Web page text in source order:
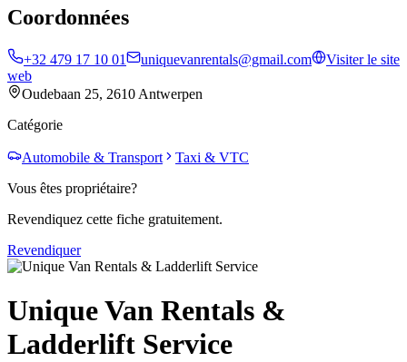
Coordonnées
+32 479 17 10 01 uniquevanrentals@gmail.com
Visiter le site
web
Oudebaan 25, 2610 Antwerpen
Catégorie
Automobile & Transport
Taxi & VTC
Vous êtes propriétaire?
Revendiquez cette fiche gratuitement.
Revendiquer
Unique Van Rentals &
Ladderlift Service